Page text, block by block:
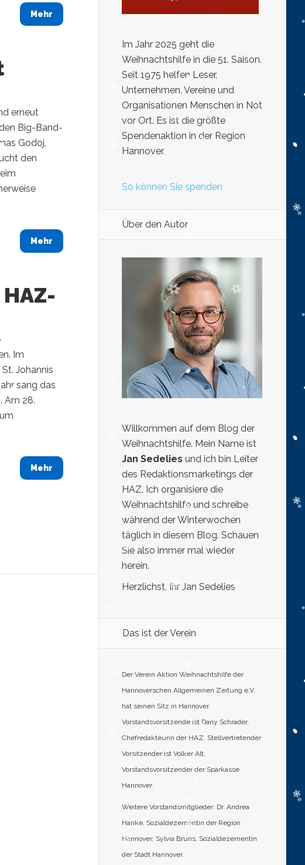
Mehr
erneut
Big-Band-
Godoj,
den
Mehr
Im
Johannis
sang das
Am 28.
Mehr
Im Jahr 2025 geht die
Weihnachtshilfe in die 51. Saison.
Seit 1975 helfen Leser,
Unternehmen, Vereine und
Organisationen Menschen in Not
vor Ort. Es ist die größte
Spendenaktion in der Region
Hannover.
So können Sie spenden
Über den Autor
Willkommen auf dem Blog der
Weihnachtshilfe. Mein Name ist
Jan Sedelies und ich bin Leiter
des Redaktionsmarketings der
HAZ. Ich organisiere die
Weihnachtshilfe und schreibe
während der Winterwochen
täglich in diesem Blog. Schauen
Sie also immer mal wieder
herein.
Herzlichst, Ihr Jan Sedelies
Das ist der Verein
Der Verein Aktion Weihnachtshilfe der
Hannoverschen Allgemeinen Zeitung e.V.
hat seinen Sitz in Hannover.
Vorstandsvorsitzende ist Dany Schrader,
Chefredakteurin der HAZ. Stellvertretender
Vorsitzender ist Volker Alt,
Vorstandsvorsitzender der Sparkasse
Hannover.
Weitere Vorstandsmitglieder: Dr. Andrea
Hanke, Sozialdezernentin der Region
Hannover; Sylvia Bruns, Sozialdezernentin
der Stadt Hannover.